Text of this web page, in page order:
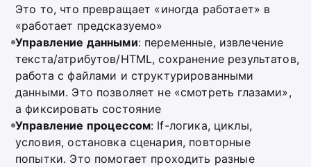
Это то, что превращает «иногда работает» в
«работает предсказуемо»
Управление данными: переменные, извлечение
текста/атрибутов/HTML, сохранение результатов,
работа с файлами и структурированными
данными. Это позволяет не «смотреть глазами»,
а фиксировать состояние
Управление процессом: If-логика, циклы,
условия, остановка сценария, повторные
попытки. Это помогает проходить разные